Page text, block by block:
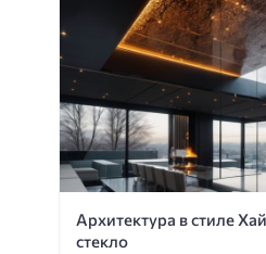
Архитектура в стиле
стекло